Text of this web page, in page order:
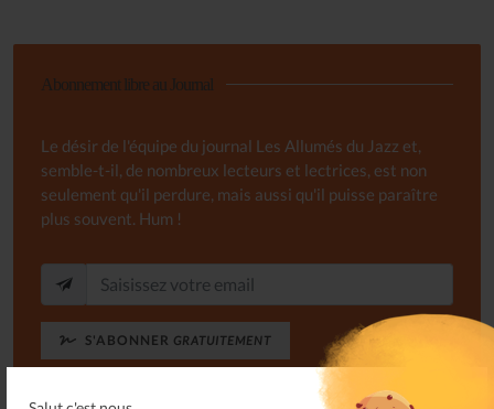
Abonnement libre au Journal
Le désir de l'équipe du journal Les Allumés du Jazz et,
semble-t-il, de nombreux lecteurs et lectrices, est non
seulement qu'il perdure, mais aussi qu'il puisse paraître
plus souvent. Hum !
S'ABONNER GRATUITEMENT